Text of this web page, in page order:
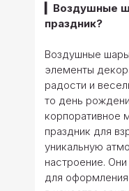
▎Воздушные
праздник?
Воздушные
элементы
радости и
то день
корпоративное
праздник для
уникальную
настроение.
для оформления